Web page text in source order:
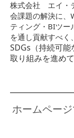
株式会社 エイ・
会課題の解決に、
ティング・BIツー
を通し貢献すべく
SDGs（持続可
取り組みを進めて
ホームペー